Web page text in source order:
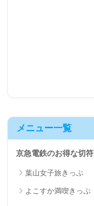
メニュー一覧
京急電鉄のお得な切符
葉山女子旅きっぷ
よこすか満喫きっぷ